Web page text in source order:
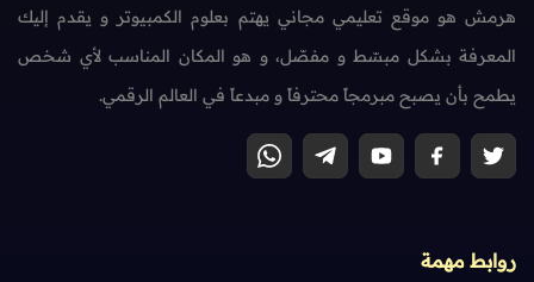
هرمش هو موقع تعليمي مجاني يهتم بعلوم الكمبيوتر و يقدم إليك
المعرفة بشكل مبسّط و مفصّل، و هو المكان المناسب لأي شخص
يطمح بأن يصبح مبرمجاً محترفاً و مبدعاً في العالم الرقمي.
روابط مهمة